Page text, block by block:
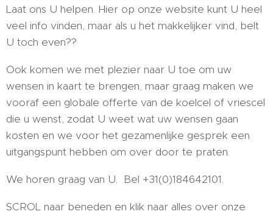
Laat ons U helpen. Hier op onze website kunt U heel
veel info vinden, maar als u het makkelijker vind, belt
U toch even??
Ook komen we met plezier naar U toe om uw
wensen in kaart te brengen, maar graag maken we
vooraf een globale offerte van de koelcel of vriescel
die u wenst, zodat U weet wat uw wensen gaan
kosten en we voor het gezamenlijke gesprek een
uitgangspunt hebben om over door te praten.
We horen graag van U. Bel +31(0)184642101.
SCROL naar beneden en klik naar alles over onze